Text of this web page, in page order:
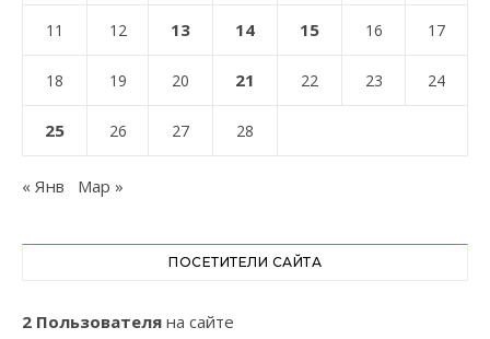
11 12 13 14 15 16 17
18 19 20 21 22 23 24
25 26 27 28
« Янв Мар »
ПОСЕТИТЕЛИ САЙТА
2 Пользователя на сайте